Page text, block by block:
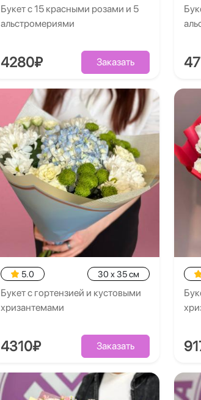
Букет с 15 красными розами и 5
альстромериями
4280₽ Заказать
5.0 30 x 35 см
Букет с гортензией и кустовыми
хризантемами
4310₽ Заказать